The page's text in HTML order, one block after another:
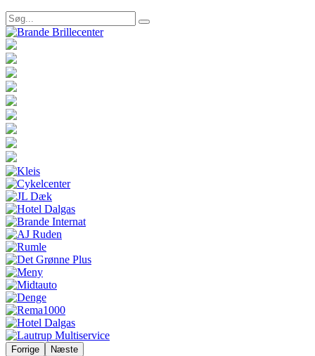
Forrige Næste